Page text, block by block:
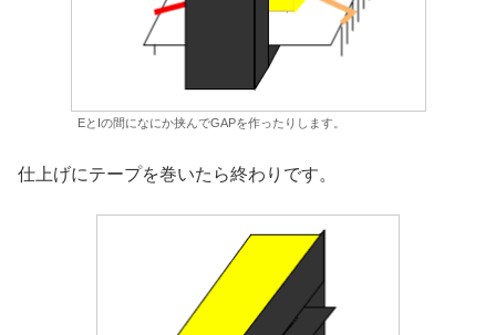
EとIの間になにか挟んでGAPを作ったりします。
仕上げにテープを巻いたら終わりです。